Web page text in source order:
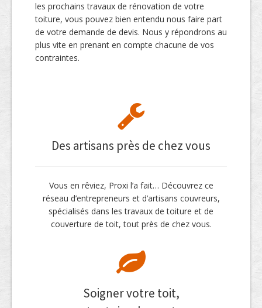
les prochains travaux de rénovation de votre
toiture, vous pouvez bien entendu nous faire part
de votre demande de devis. Nous y répondrons au
plus vite en prenant en compte chacune de vos
contraintes.
Des artisans près de chez vous
Vous en rêviez, Proxi l’a fait… Découvrez ce
réseau d’entrepreneurs et d’artisans couvreurs,
spécialisés dans les travaux de toiture et de
couverture de toit, tout près de chez vous.
Soigner votre toit,